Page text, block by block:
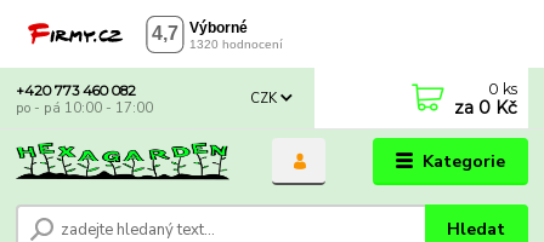
Kategorie
CZK
Hledat
+420 773 460 082
po - pá 10:00 - 17:00
0 ks
za 0 Kč